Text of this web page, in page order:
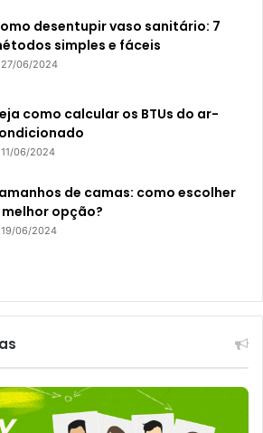
desentupir vaso sanitário: 7
simples e fáceis
27/06/2024
como calcular os BTUs do ar-
11/06/2024
de camas: como escolher
melhor opção?
19/06/2024